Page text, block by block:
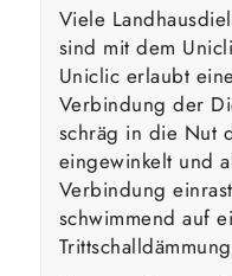
Viele
sind mit dem
Uniclic erlaubt
Verbindung der
schräg in die Nut
eingewinkelt und
Verbindung
schwimmend auf